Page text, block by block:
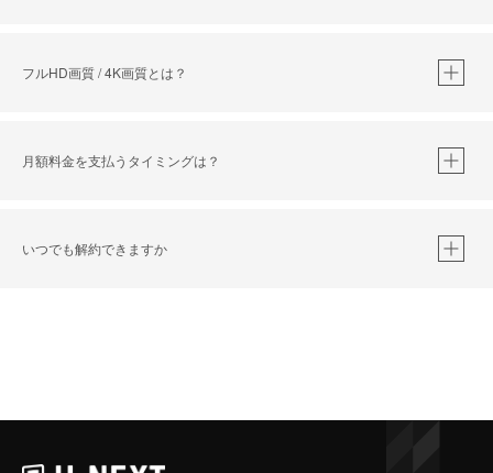
※40％ポイント還元の対象は、クレジットカード決済による作品の購入 / レンタルです。
iOSアプリのUコイン決済による作品の購入 / レンタルは、20％のポイント還元です。
フルHD画質 / 4K画質とは？
月額料金を支払うタイミングは？
いつでも解約できますか